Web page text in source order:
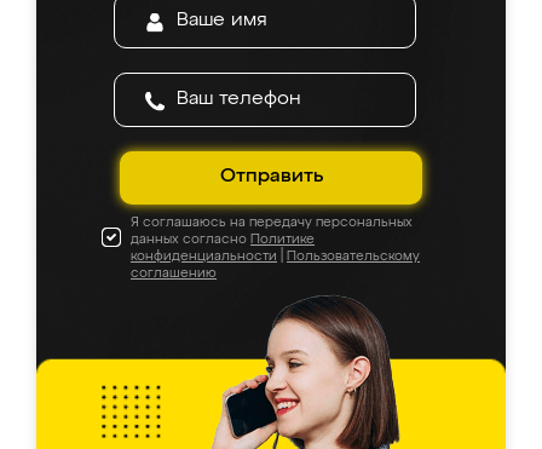
Отправить
Я соглашаюсь на передачу персональных
данных согласно Политике
конфиденциальности
Пользовательскому
соглашению